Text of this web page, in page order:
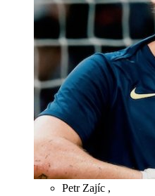
Petr Zajíc ,